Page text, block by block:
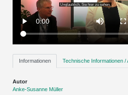
Informationen Technische Informationen /
Autor
Anke-Susanne Müller